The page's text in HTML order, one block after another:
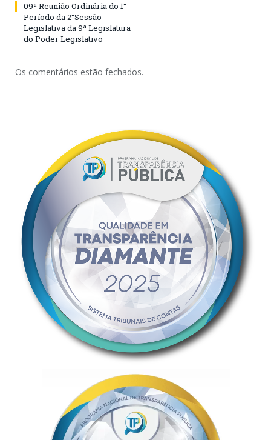
09ª Reunião Ordinária do 1°
Período da 2°Sessão
Legislativa da 9ª Legislatura
do Poder Legislativo
Os comentários estão fechados.